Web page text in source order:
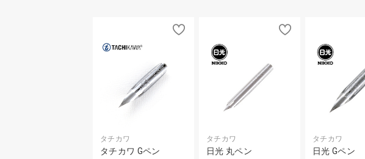
タチカワ
タチカワ Gペン
タチカワ
日光 丸ペン
タチカワ
日光 Gペン